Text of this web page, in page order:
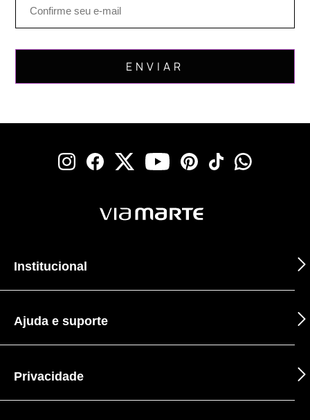
Institucional
Ajuda e suporte
Privacidade